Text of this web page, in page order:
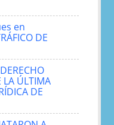
en
DE
DERECHO
LA ÚLTIMA
DE